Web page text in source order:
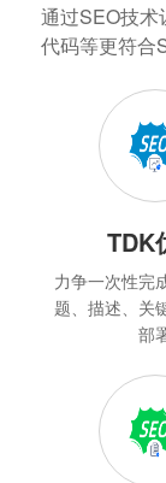
通过SEO技术
代码等更符合
TDK
力争一次性完
题、描述、关
部